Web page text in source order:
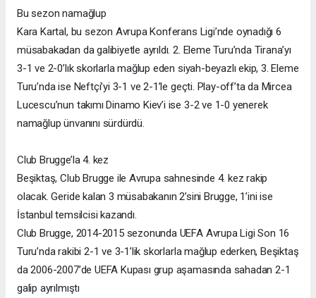
Bu sezon namağlup
Kara Kartal, bu sezon Avrupa Konferans Ligi’nde oynadığı 6
müsabakadan da galibiyetle ayrıldı. 2. Eleme Turu’nda Tirana’yı
3-1 ve 2-0’lık skorlarla mağlup eden siyah-beyazlı ekip, 3. Eleme
Turu’nda ise Neftçi’yi 3-1 ve 2-1’le geçti. Play-off’ta da Mircea
Lucescu’nun takımı Dinamo Kiev’i ise 3-2 ve 1-0 yenerek
namağlup ünvanını sürdürdü.
Club Brugge’la 4. kez
Beşiktaş, Club Brugge ile Avrupa sahnesinde 4. kez rakip
olacak. Geride kalan 3 müsabakanın 2’sini Brugge, 1’ini ise
İstanbul temsilcisi kazandı.
Club Brugge, 2014-2015 sezonunda UEFA Avrupa Ligi Son 16
Turu’nda rakibi 2-1 ve 3-1’lik skorlarla mağlup ederken, Beşiktaş
da 2006-2007’de UEFA Kupası grup aşamasında sahadan 2-1
galip ayrılmıştı